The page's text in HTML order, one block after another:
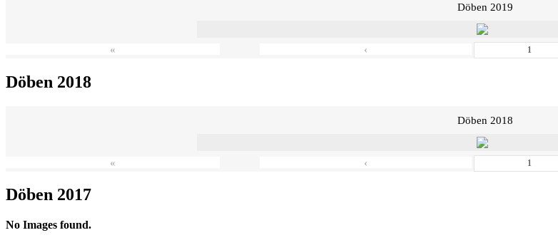
Döben 2019
« ‹
Döben 2018
Döben 2018
« ‹
Döben 2017
No Images found.